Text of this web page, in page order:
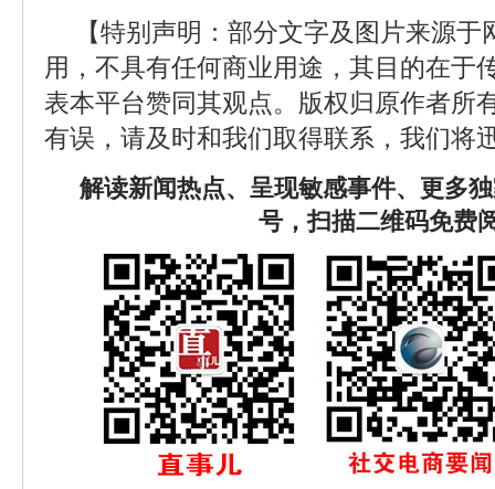
【特别声明：部分文字及图片来源
用，不具有任何商业用途，其目的在于
表本平台赞同其观点。版权归原作者所
有误，请及时和我们取得联系，我们将
解读新闻热点、呈现敏感事件、更多
号，扫描二维码免费